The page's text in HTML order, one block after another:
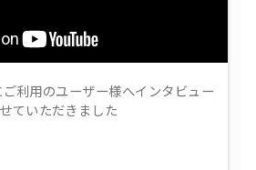
利用のユーザー様へインタビュー
ていただきました